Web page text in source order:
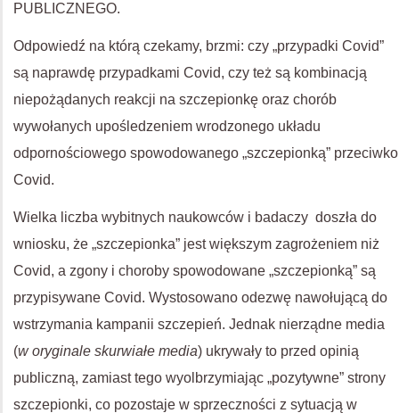
PUBLICZNEGO.
Odpowiedź na którą czekamy, brzmi: czy „przypadki Covid”
są naprawdę przypadkami Covid, czy też są kombinacją
niepożądanych reakcji na szczepionkę oraz chorób
wywołanych upośledzeniem wrodzonego układu
odpornościowego spowodowanego „szczepionką” przeciwko
Covid.
Wielka liczba wybitnych naukowców i badaczy doszła do
wniosku, że „szczepionka” jest większym zagrożeniem niż
Covid, a zgony i choroby spowodowane „szczepionką” są
przypisywane Covid. Wystosowano odezwę nawołującą do
wstrzymania kampanii szczepień. Jednak nierządne media
(w oryginale skurwiałe media) ukrywały to przed opinią
publiczną, zamiast tego wyolbrzymiając „pozytywne” strony
szczepionki, co pozostaje w sprzeczności z sytuacją w